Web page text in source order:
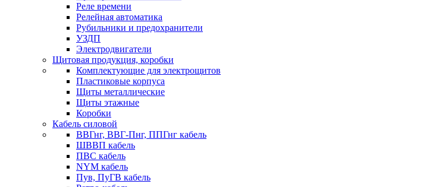
Реле времени
Релейная автоматика
Рубильники и предохранители
УЗДП
Электродвигатели
Щитовая продукция, коробки
Комплектующие для электрощитов
Пластиковые корпуса
Щиты металлические
Щиты этажные
Коробки
Кабель силовой
ВВГнг, ВВГ-Пнг, ППГнг кабель
ШВВП кабель
ПВС кабель
NYM кабель
Пув, ПуГВ кабель